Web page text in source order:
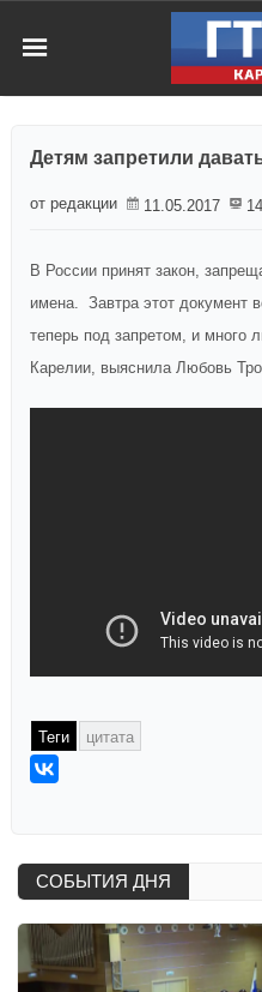
Детям запретили
от редакции 11.05.2017
В России принят закон,
имена. Завтра этот документ
теперь под запретом, и много
Карелии, выяснила Любовь
Теги цитата
СОБЫТИЯ ДНЯ